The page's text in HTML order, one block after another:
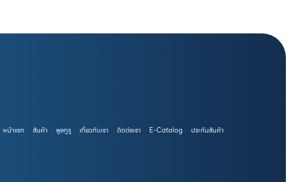
หน้าแรก สินค้า พูลกูรู เกี่ยวกับเรา ติดต่อเรา E-Catalog ประกันสินค้า